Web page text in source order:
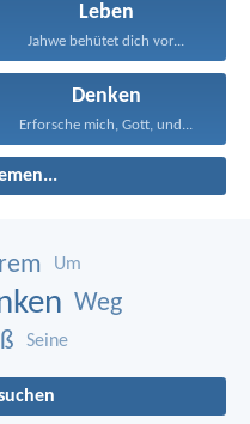
Leben
Jahwe behütet dich vor...
Denken
Erforsche mich, Gott, und...
Um
Weg
Seine